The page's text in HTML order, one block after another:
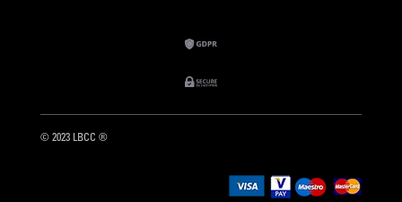
© 2023 LBCC ®️